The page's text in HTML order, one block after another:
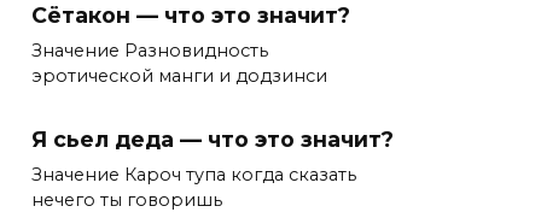
Сётакон — что это значит?
Значение Разновидность
эротической манги и додзинси
Я сьел деда — что это значит?
Значение Кароч тупа когда сказать
нечего ты говоришь